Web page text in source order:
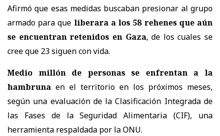
Afirmó que esas medidas buscaban presionar al grupo
armado para que liberara a los 58 rehenes que aún
se encuentran retenidos en Gaza, de los cuales se
cree que 23 siguen con vida.
Medio millón de personas se enfrentan a la
hambruna en el territorio en los próximos meses,
según una evaluación de la Clasificación Integrada de
las Fases de la Seguridad Alimentaria (CIF), una
herramienta respaldada por la ONU.